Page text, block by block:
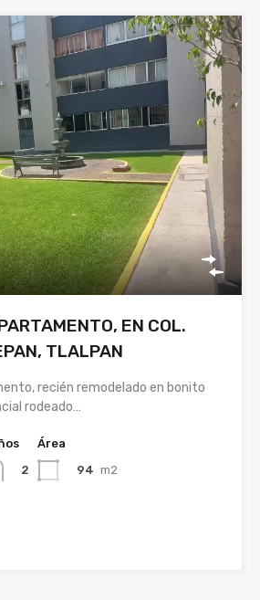
EN COL.
TLALPAN
recién remodelado en bonito
rodeado…
2
Área
94 m2